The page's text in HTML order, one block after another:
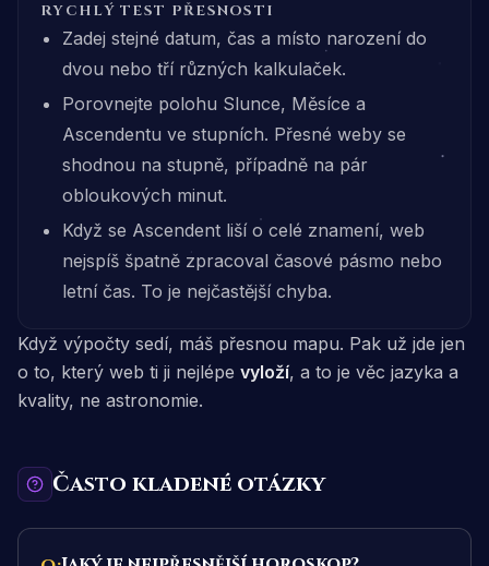
RYCHLÝ TEST PŘESNOSTI
Zadej stejné datum, čas a místo narození do
dvou nebo tří různých kalkulaček.
Porovnejte polohu Slunce, Měsíce a
Ascendentu ve stupních. Přesné weby se
shodnou na stupně, případně na pár
obloukových minut.
Když se Ascendent liší o celé znamení, web
nejspíš špatně zpracoval časové pásmo nebo
letní čas. To je nejčastější chyba.
Když výpočty sedí, máš přesnou mapu. Pak už jde jen
o to, který web ti ji nejlépe vyloží, a to je věc jazyka a
kvality, ne astronomie.
Často kladené otázky